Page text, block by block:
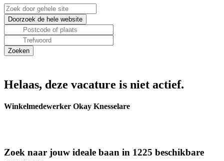
Helaas, deze vacature is niet actief.
Winkelmedewerker Okay Knesselare
Zoek naar jouw ideale baan in 1225 beschikbare